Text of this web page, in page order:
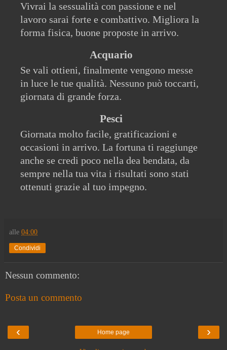
Vivrai la sessualità con passione e nel
lavoro sarai forte e combattivo. Migliora la
forma fisica, buone proposte in arrivo.
Acquario
Se vali ottieni, finalmente vengono messe
in luce le tue qualità. Nessuno può toccarti,
giornata di grande forza.
Pesci
Giornata molto facile, gratificazioni e
occasioni in arrivo. La fortuna ti raggiunge
anche se credi poco nella dea bendata, da
sempre nella tua vita i risultati sono stati
ottenuti grazie al tuo impegno.
alle 04:00
Condividi
Nessun commento:
Posta un commento
‹ ›
Home page